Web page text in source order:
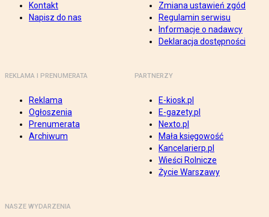
Kontakt
Napisz do nas
Zmiana ustawień zgód
Regulamin serwisu
Informacje o nadawcy
Deklaracja dostępności
REKLAMA I PRENUMERATA
Reklama
Ogłoszenia
Prenumerata
Archiwum
PARTNERZY
E-kiosk.pl
E-gazety.pl
Nexto.pl
Mała księgowość
Kancelarierp.pl
Wieści Rolnicze
Życie Warszawy
NASZE WYDARZENIA